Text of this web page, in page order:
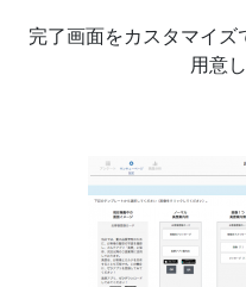
完了画面をカスタマイズ
用意